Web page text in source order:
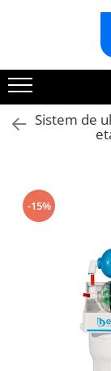
Toate Produsele
Dedurizare
Dedurizator tip
Dedurizator
Filtre 5"
Filtre Big Blue 10"
Filtre Big Blue 20"
Filtre Cintropur
Sisteme duplex
Sistem de
-15%